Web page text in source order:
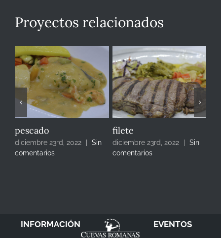
Proyectos relacionados
pescado
diciembre 23rd, 2022
Sin
comentarios
filete
diciembre 23rd, 2022
Sin
comentarios
INFORMACIÓN
EVENTOS